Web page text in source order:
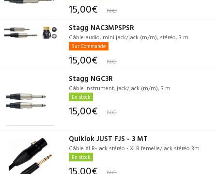
15,00€ N.C.
Stagg NAC3MPSPSR
Câble audio, mini jack/jack (m/m), stéréo, 3 m
Sur Commande
15,00€ N.C.
Stagg NGC3R
Câble instrument, jack/jack (m/m), 3 m
En stock
15,00€ N.C.
Quiklok JUST FJS - 3 MT
Câble XLR-Jack stéréo - XLR femelle/jack stéréo 3m
En stock
15,00€ N.C.